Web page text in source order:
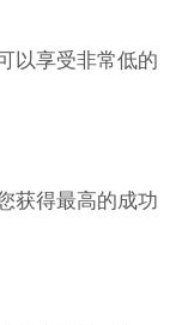
以享受非常低的
获得最高的成功